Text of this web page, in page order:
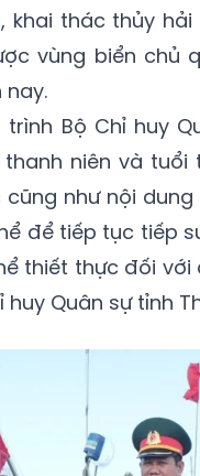
khai thác thủy
vùng biển chủ
nay.
trình Bộ Chỉ huy
niên và
như nội
để tiếp tục tiếp
thiết thực đối với
huy Quân sự tỉnh